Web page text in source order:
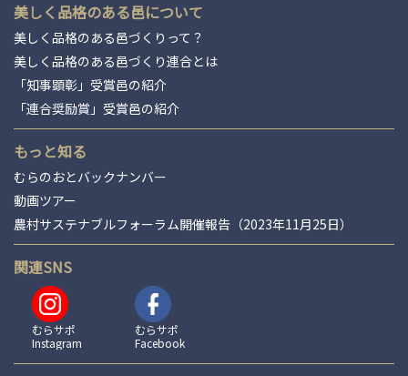
美しく品格のある邑について
美しく品格のある邑づくりって？
美しく品格のある邑づくり連合とは
「知事顕彰」受賞邑の紹介
「連合奨励賞」受賞邑の紹介
もっと知る
むらのおとバックナンバー
動画ツアー
農村サステナブルフォーラム開催報告（2023年11月25日）
関連SNS
むらサポ
Instagram
むらサポ
Facebook